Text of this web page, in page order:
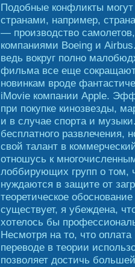
Подобные конфликты
странами, например,
— производство
компаниями Boeing и
ведь вокруг полно
фильма все еще
новинкам вроде
iMovie компании Apple.
при покупке кинозвезды,
и в случае спорта и
бесплатного развлечения,
свой талант в
отношусь к
лоббирующих групп о том,
нуждаются в защите от
теоретическое
существует, я убеждена,
хотелось бы
Несмотря на то, что
переводе в теории
позволяет достичь